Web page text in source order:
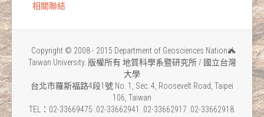
相關聯結
Copyright © 2008 - 2015 Department of Geosciences National
Taiwan University. 版權所有 地質科學系暨研究所 / 國立台灣
大學
台北市羅斯福路4段1號 No. 1, Sec. 4, Roosevelt Road, Taipei
106, Taiwan
TEL：02-33669475 .02-33662941 .02-33662917 .02-33662918.